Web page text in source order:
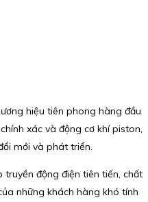
hiệu tiên phong hàng đầu
xác và động cơ khí piston,
mới và phát triển.
động điện tiên tiến, chất
những khách hàng khó tính